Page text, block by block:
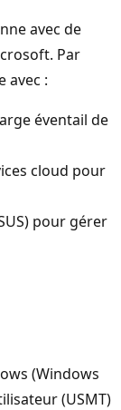
avec de
Par
avec :
éventail de
cloud pour
pour gérer
(Windows
(USMT)